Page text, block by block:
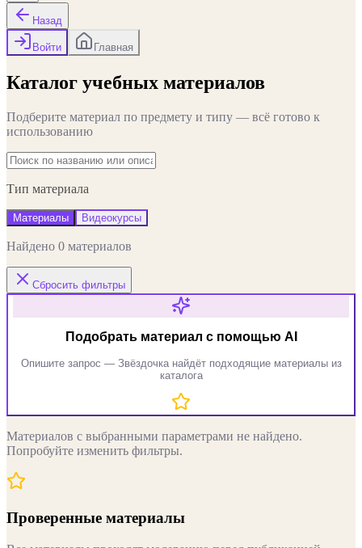
Назад
Войти Главная
Каталог учебных материалов
Подберите материал по предмету и типу — всё готово к
использованию
Тип материала
Материалы Видеокурсы
Найдено 0 материалов
Сбросить фильтры
Подобрать материал с помощью AI
Опишите запрос — Звёздочка найдёт подходящие материалы из
каталога
Материалов с выбранными параметрами не найдено.
Попробуйте изменить фильтры.
Проверенные материалы